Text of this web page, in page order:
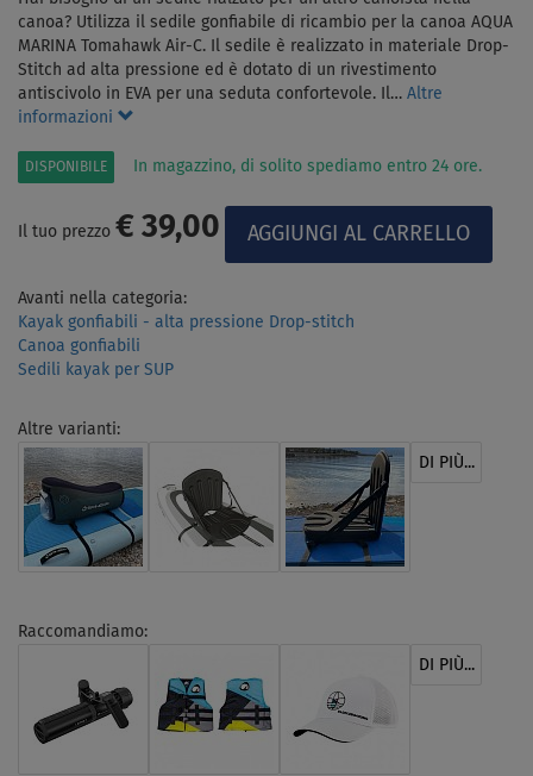
canoa? Utilizza il sedile gonfiabile di ricambio per la canoa AQUA
MARINA Tomahawk Air-C. Il sedile è realizzato in materiale Drop-
Stitch ad alta pressione ed è dotato di un rivestimento
antiscivolo in EVA per una seduta confortevole. Il… Altre
informazioni
DISPONIBILE In magazzino, di solito spediamo entro 24 ore.
Il tuo prezzo € 39,00
Avanti nella categoria:
Kayak gonfiabili - alta pressione Drop-stitch
Canoa gonfiabili
Sedili kayak per SUP
Altre varianti:
DI PIÙ...
Raccomandiamo:
DI PIÙ...